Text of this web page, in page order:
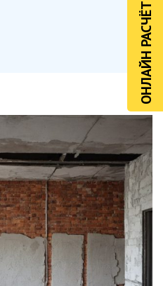
ОНЛАЙН РАСЧЁТ